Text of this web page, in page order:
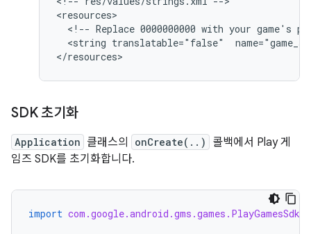
<resources
<!-- Replace 0000000000 with your game's
<string translatable="false"
</resources
SDK 초기화
Application 클래스의 onCreate(..)
콜백에서 Play 게
임즈 SDK를 초기화합니다.
import com.google.android.gms.games.PlayGamesSdk